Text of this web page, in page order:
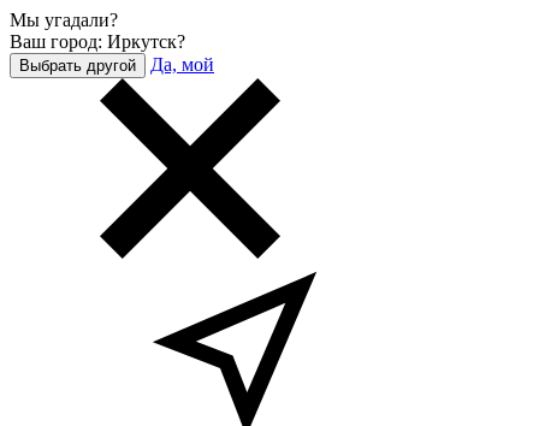
Мы угадали?
Ваш город: Иркутск?
Выбрать другой Да, мой